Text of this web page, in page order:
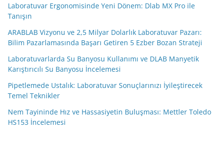
Laboratuvar Ergonomisinde Yeni Dönem: Dlab MX Pro ile
Tanışın
ARABLAB Vizyonu ve 2,5 Milyar Dolarlık Laboratuvar Pazarı:
Bilim Pazarlamasında Başarı Getiren 5 Ezber Bozan Strateji
Laboratuvarlarda Su Banyosu Kullanımı ve DLAB Manyetik
Karıştırıcılı Su Banyosu İncelemesi
Pipetlemede Ustalık: Laboratuvar Sonuçlarınızı İyileştirecek
Temel Teknikler
Nem Tayininde Hız ve Hassasiyetin Buluşması: Mettler Toledo
HS153 İncelemesi